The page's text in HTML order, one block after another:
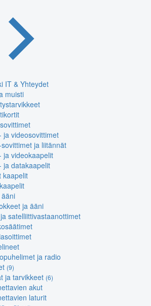
IT & Yhteydet
muisti
ja videosovittimet
sovittimet ja liitännät
ja videokaapelit
ja datakaapelit
kaapelit
ja ääni
satelliittivastaanottimet
ja radio
(9)
ja tarvikkeet (6)
akut
laturit